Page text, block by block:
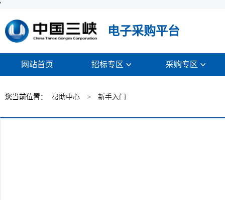
'
电子采购平台
网站首页 招标专区  采购专区 
您当前位置： 帮助中心 > 新手入门